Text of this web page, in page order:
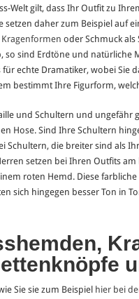
Welt gilt, dass Ihr Outfit zu
setzen daher zum Beispiel auf
Kragenformen oder Schmuck als
so sind Erdtöne und natürliche
echte Dramatiker, wobei Sie
bestimmt Ihre Figurform,
und Schultern und ungefähr
Hose. Sind Ihre Schultern
Schultern, die breiter sind als
setzen bei Ihren Outfits
roten Hemd. Diese
sich hingegen besser Ton in
Sie sie zum Beispiel hier bei